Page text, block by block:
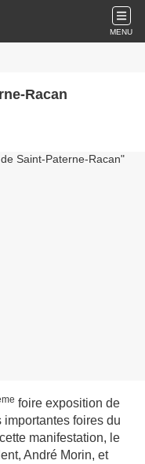
MENU
Racan
foire exposition de
foires du
manifestation, le
André Morin, et